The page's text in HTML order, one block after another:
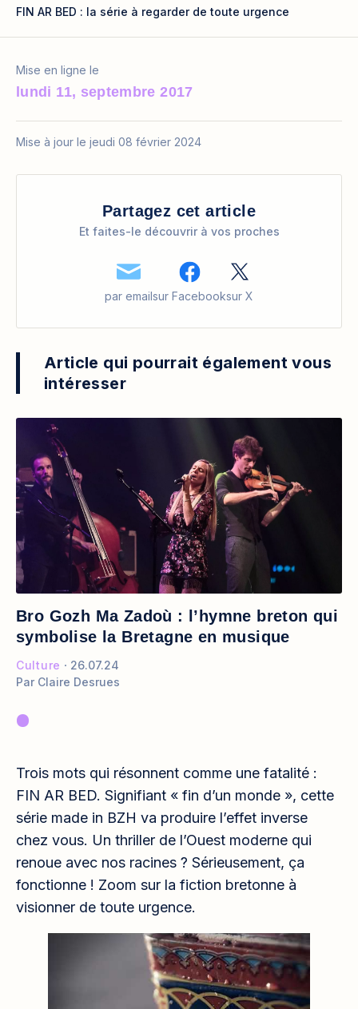
FIN AR BED : la série à regarder de toute urgence
Mise en ligne le
lundi 11, septembre 2017
Mise à jour le jeudi 08 février 2024
Partagez cet article
Et faites-le découvrir à vos proches
par emailsur Facebooksur X
Article qui pourrait également vous
intéresser
Bro Gozh Ma Zadoù : l’hymne breton qui
symbolise la Bretagne en musique
Culture
26.07.24
Par Claire Desrues
Trois mots qui résonnent comme une fatalité :
FIN AR BED. Signifiant « fin d’un monde », cette
série made in BZH va produire l’effet inverse
chez vous. Un thriller de l’Ouest moderne qui
renoue avec nos racines ? Sérieusement, ça
fonctionne ! Zoom sur la fiction bretonne à
visionner de toute urgence.